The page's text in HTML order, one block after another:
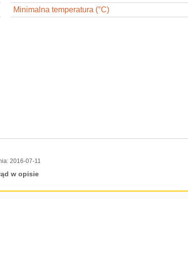
Minimalna temperatura (°C)
2016-07-11
w opisie